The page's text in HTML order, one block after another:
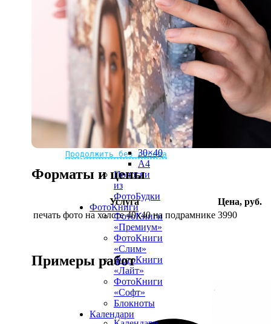
Не нашли Ваш город?
Мы доставляем по всему миру
Продолжить без города
30х30
30х40
А4
Фото
рамке
10х10
10×15
13×18
15×15
15×20
20×20
20×30
30×30
30×40
A4
Полоски
из
ФотоБудки
ФотоКниги
ФотоКниги
«Премиум»
ФотоКниги
«Слим»
ФотоКниги
«Лайт»
ФотоКниги
«Софт»
Блокноты
Календари
Форматы и цены
Услуга
Цена, руб.
печать фото на холсте 40х40 на подрамнике 3990
Примеры работ